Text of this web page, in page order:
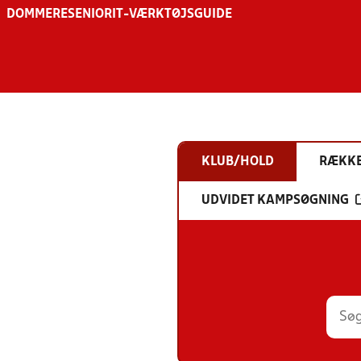
DOMMERESENIOR IT-VÆRKTØJSGUIDE
KLUB/HOLD
UDVIDET KAMPSØGNING